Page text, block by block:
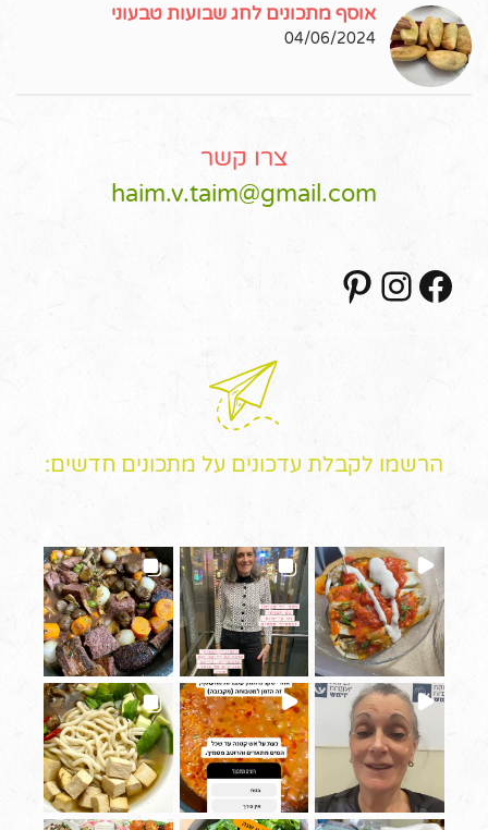
אוסף מתכונים לחג שבועות טבעוני
04/06/2024
צרו קשר
haim.v.taim@gmail.com
Facebook
Instagram
הרשמו לקבלת עדכונים על מתכונים חדשים: